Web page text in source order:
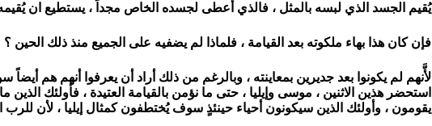
يُقيم الجسد الذي لبسه بالمثل ، فالذي أعطى لجسده الخاص مجداً ، يستطيع ان
فإن كان هذا بهاء ملكوته بعد القيامة ، فلماذا لم يضفيه على الجميع منذ ذلك الحين ؟
لأَّنهم لم يكونوا بعد جديرين بمعاينته ، وبالرغم من ذلك أراد أن يعرفوا أنهم هم أيضاً
استحضر هذين الاثنين ، موسى وإيليا ، حتى ما نؤمن بالقيامة العتيدة ، فأولئك
يقومون ، وأولئك الذين سيكونون أحياء حينئذٍ سوف يُختطفون كمثال إيليا ، لأن للرب